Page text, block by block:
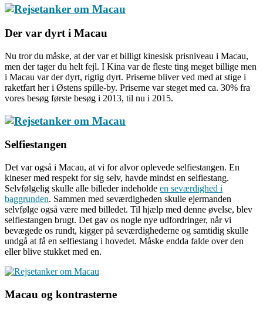
Der var dyrt i Macau
Nu tror du måske, at der var et billigt kinesisk prisniveau i Macau,
men der tager du helt fejl. I Kina var de fleste ting meget billige men
i Macau var der dyrt, rigtig dyrt. Priserne bliver ved med at stige i
raketfart her i Østens spille-by. Priserne var steget med ca. 30% fra
vores besøg første besøg i 2013, til nu i 2015.
Selfiestangen
Det var også i Macau, at vi for alvor oplevede selfiestangen. En
kineser med respekt for sig selv, havde mindst en selfiestang.
Selvfølgelig skulle alle billeder indeholde en seværdighed i
baggrunden. Sammen med seværdigheden skulle ejermanden
selvfølge også være med billedet. Til hjælp med denne øvelse, blev
selfiestangen brugt. Det gav os nogle nye udfordringer, når vi
bevægede os rundt, kigger på seværdighederne og samtidig skulle
undgå at få en selfiestang i hovedet. Måske endda falde over den
eller blive stukket med en.
Macau og kontrasterne